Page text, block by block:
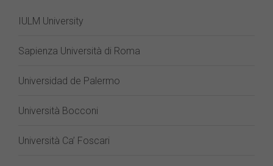
IULM University
Sapienza Università di Roma
Universidad de Palermo
Università Bocconi
Università Ca’ Foscari